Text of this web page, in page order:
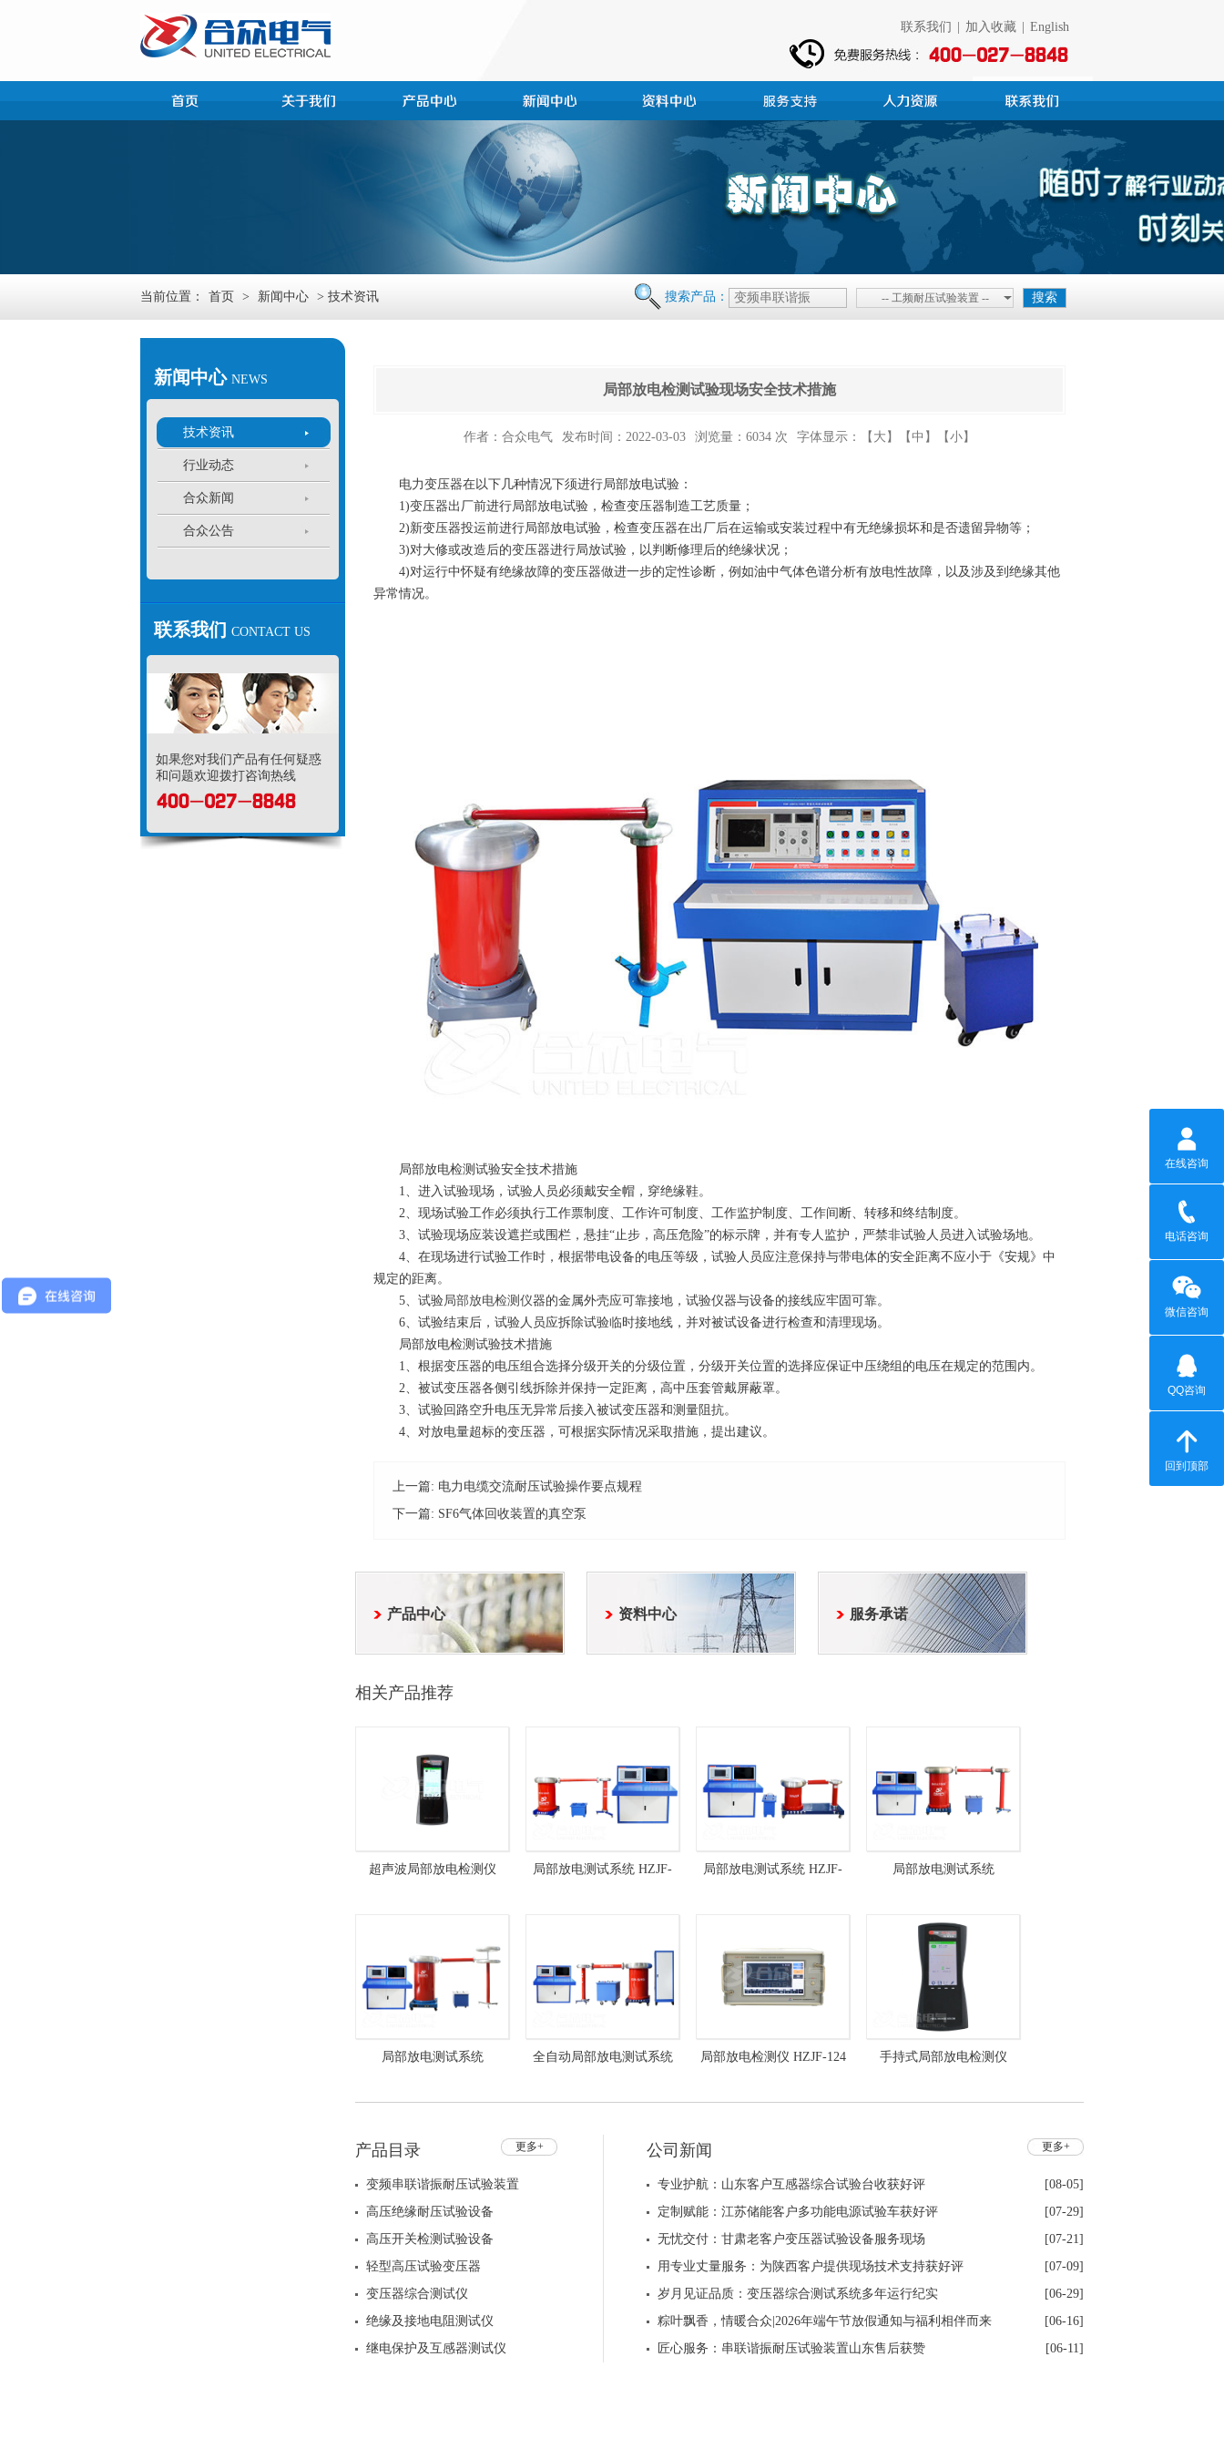
联系我们 加入收藏 English
当前位置： 首页 > 新闻中心 > 技术资讯 搜索产品： -- 工频耐压试验装置 --
新闻中心 NEWS
技术资讯
行业动态
合众新闻
合众公告
联系我们 CONTACT US
如果您对我们产品有任何疑惑
和问题欢迎拨打咨询热线
局部放电检测试验现场安全技术措施
作者：合众电气 发布时间：2022-03-03 浏览量：6034 次 字体显示： 【大】 【中】 【小】
电力变压器在以下几种情况下须进行局部放电试验：
1)变压器出厂前进行局部放电试验，检查变压器制造工艺质量；
2)新变压器投运前进行局部放电试验，检查变压器在出厂后在运输或安装过程中有无绝缘损坏和是否遗留异物等；
3)对大修或改造后的变压器进行局放试验，以判断修理后的绝缘状况；
4)对运行中怀疑有绝缘故障的变压器做进一步的定性诊断，例如油中气体色谱分析有放电性故障，以及涉及到绝缘其他
异常情况。
局部放电检测试验安全技术措施
1、进入试验现场，试验人员必须戴安全帽，穿绝缘鞋。
2、现场试验工作必须执行工作票制度、工作许可制度、工作监护制度、工作间断、转移和终结制度。
3、试验现场应装设遮拦或围栏，悬挂“止步，高压危险”的标示牌，并有专人监护，严禁非试验人员进入试验场地。
4、在现场进行试验工作时，根据带电设备的电压等级，试验人员应注意保持与带电体的安全距离不应小于《安规》中
规定的距离。
5、试验局部放电检测仪器的金属外壳应可靠接地，试验仪器与设备的接线应牢固可靠。
6、试验结束后，试验人员应拆除试验临时接地线，并对被试设备进行检查和清理现场。
局部放电检测试验技术措施
1、根据变压器的电压组合选择分级开关的分级位置，分级开关位置的选择应保证中压绕组的电压在规定的范围内。
2、被试变压器各侧引线拆除并保持一定距离，高中压套管戴屏蔽罩。
3、试验回路空升电压无异常后接入被试变压器和测量阻抗。
4、对放电量超标的变压器，可根据实际情况采取措施，提出建议。
上一篇: 电力电缆交流耐压试验操作要点规程
下一篇: SF6气体回收装置的真空泵
产品中心 资料中心 服务承诺
相关产品推荐
超声波局部放电检测仪 局部放电测试系统 HZJF- 局部放电测试系统 HZJF- 局部放电测试系统
自动
局部放电测试系统 全自动局部放电测试系统 局部放电检测仪 HZJF-124 手持式局部放电检测仪
更多+
产品目录
变频串联谐振耐压试验装置
高压绝缘耐压试验设备
高压开关检测试验设备
轻型高压试验变压器
变压器综合测试仪
绝缘及接地电阻测试仪
继电保护及互感器测试仪
更多+
公司新闻
[08-05]
专业护航：山东客户互感器综合试验台收获好评
[07-29]
定制赋能：江苏储能客户多功能电源试验车获好评
[07-21]
无忧交付：甘肃老客户变压器试验设备服务现场
[07-09]
用专业丈量服务：为陕西客户提供现场技术支持获好评
[06-29]
岁月见证品质：变压器综合测试系统多年运行纪实
[06-16]
粽叶飘香，情暖合众|2026年端午节放假通知与福利相伴而来
[06-11]
匠心服务：串联谐振耐压试验装置山东售后获赞
在线咨询
电话咨询
微信咨询
QQ咨询
回到顶部